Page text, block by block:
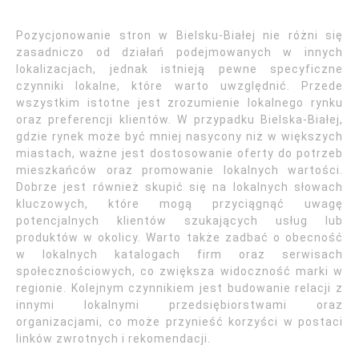
Pozycjonowanie stron w Bielsku-Białej nie różni się
zasadniczo od działań podejmowanych w innych
lokalizacjach, jednak istnieją pewne specyficzne
czynniki lokalne, które warto uwzględnić. Przede
wszystkim istotne jest zrozumienie lokalnego rynku
oraz preferencji klientów. W przypadku Bielska-Białej,
gdzie rynek może być mniej nasycony niż w większych
miastach, ważne jest dostosowanie oferty do potrzeb
mieszkańców oraz promowanie lokalnych wartości.
Dobrze jest również skupić się na lokalnych słowach
kluczowych, które mogą przyciągnąć uwagę
potencjalnych klientów szukających usług lub
produktów w okolicy. Warto także zadbać o obecność
w lokalnych katalogach firm oraz serwisach
społecznościowych, co zwiększa widoczność marki w
regionie. Kolejnym czynnikiem jest budowanie relacji z
innymi lokalnymi przedsiębiorstwami oraz
organizacjami, co może przynieść korzyści w postaci
linków zwrotnych i rekomendacji.